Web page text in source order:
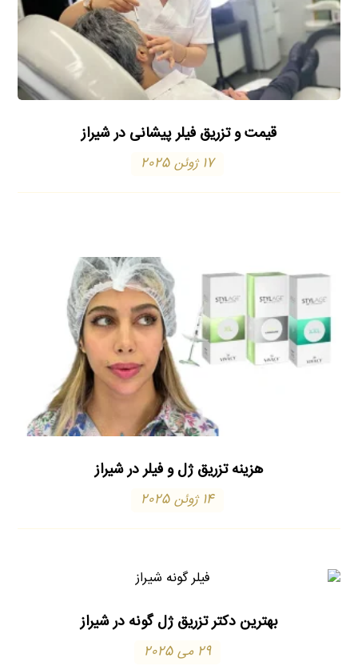
قیمت و تزریق فیلر پیشانی در شیراز
17 ژوئن 2025
هزینه تزریق ژل و فیلر در شیراز
14 ژوئن 2025
بهترین دکتر تزریق ژل گونه در شیراز
29 می 2025